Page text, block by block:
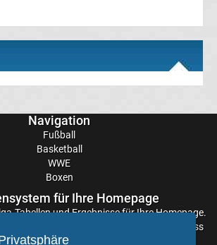
Navigation
Fußball
Basketball
WWE
Boxen
für Ihre Homepage
Tabellenund Ergebnisse für Ihre Homepage.
Ergebnisse erfolgt alle paar Minuten, sodass
Laufenden sind. Einfache und schnelle